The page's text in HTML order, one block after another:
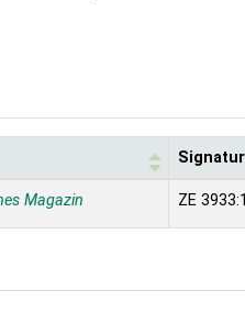
Signatur
Magazin ZE